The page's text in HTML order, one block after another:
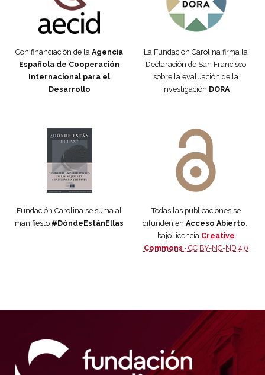
Con financiación de la Agencia
Española de Cooperación
Internacional para el
Desarrollo
La Fundación Carolina firma la
Declaración de San Francisco
sobre la evaluación de la
investigación DORA
Fundación Carolina se suma al
manifiesto #DóndeEstánEllas
Todas las publicaciones se
difunden en Acceso Abierto
bajo licencia Creative
Commons · CC BY-NC-ND 4.0